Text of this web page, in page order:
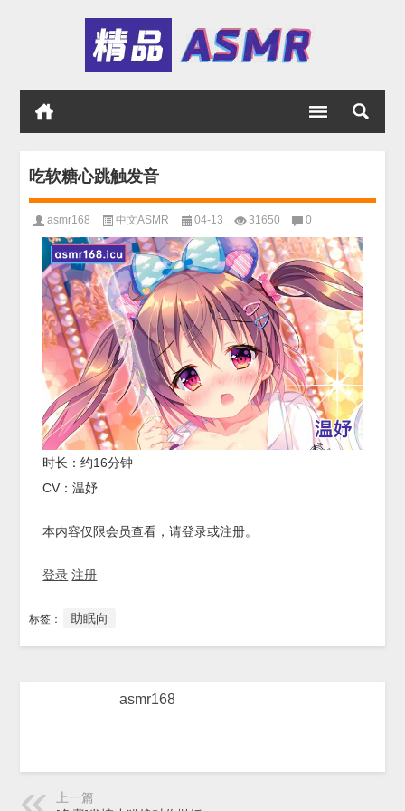
吃软糖心跳触发音
asmr168 中文ASMR 04-13 31650 0
时长：约16分钟
CV：温妤
本内容仅限会员查看，请登录或注册。
登录 注册
标签： 助眠向
asmr168
上一篇